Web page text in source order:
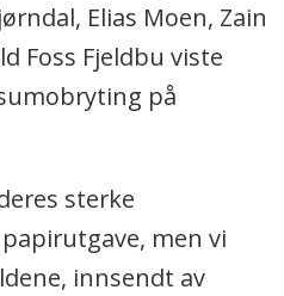
Elias Moen, Zain
Foss Fjeldbu viste
på
sterke
men vi
innsendt av